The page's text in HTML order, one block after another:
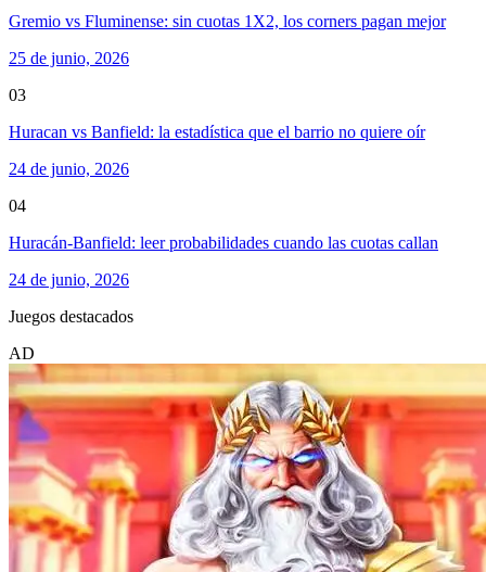
Gremio vs Fluminense: sin cuotas 1X2, los corners pagan mejor
25 de junio, 2026
03
Huracan vs Banfield: la estadística que el barrio no quiere oír
24 de junio, 2026
04
Huracán-Banfield: leer probabilidades cuando las cuotas callan
24 de junio, 2026
Juegos destacados
AD